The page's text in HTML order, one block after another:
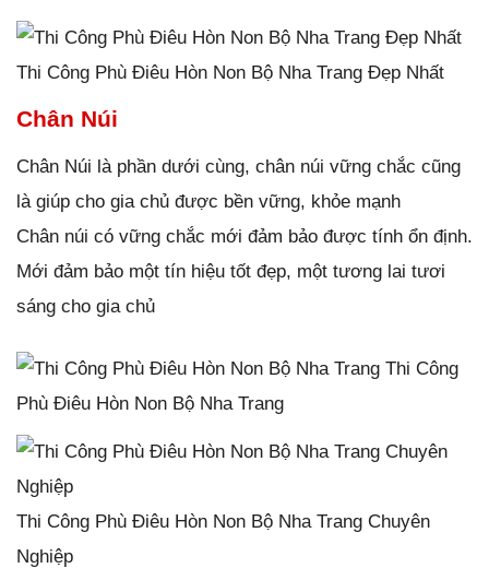
Thi Công Phù Điêu Hòn Non Bộ Nha Trang Đẹp Nhất
Chân Núi
Chân Núi là phần dưới cùng, chân núi vững chắc cũng
là giúp cho gia chủ được bền vững, khỏe mạnh
Chân núi có vững chắc mới đảm bảo được tính ổn định.
Mới đảm bảo một tín hiệu tốt đẹp, một tương lai tươi
sáng cho gia chủ
Thi Công
Phù Điêu Hòn Non Bộ Nha Trang
Thi Công Phù Điêu Hòn Non Bộ Nha Trang Chuyên
Nghiệp